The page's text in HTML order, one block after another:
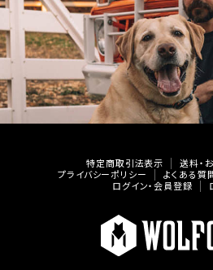
特定商取引法表示
送料・
プライバシーポリシー
よくある質
ログイン・会員登録